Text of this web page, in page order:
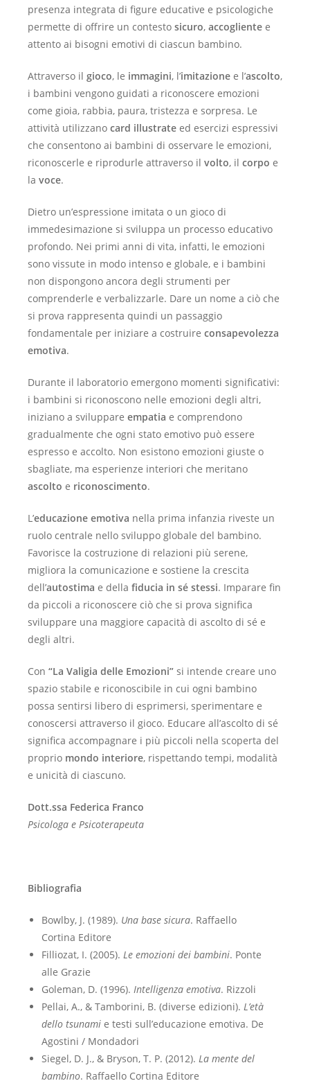
presenza integrata di figure educative e psicologiche
permette di offrire un contesto sicuro, accogliente e
attento ai bisogni emotivi di ciascun bambino.
Attraverso il gioco, le immagini, l’imitazione e l’ascolto,
i bambini vengono guidati a riconoscere emozioni
come gioia, rabbia, paura, tristezza e sorpresa. Le
attività utilizzano card illustrate ed esercizi espressivi
che consentono ai bambini di osservare le emozioni,
riconoscerle e riprodurle attraverso il volto, il corpo e
la voce.
Dietro un’espressione imitata o un gioco di
immedesimazione si sviluppa un processo educativo
profondo. Nei primi anni di vita, infatti, le emozioni
sono vissute in modo intenso e globale, e i bambini
non dispongono ancora degli strumenti per
comprenderle e verbalizzarle. Dare un nome a ciò che
si prova rappresenta quindi un passaggio
fondamentale per iniziare a costruire consapevolezza
emotiva.
Durante il laboratorio emergono momenti significativi:
i bambini si riconoscono nelle emozioni degli altri,
iniziano a sviluppare empatia e comprendono
gradualmente che ogni stato emotivo può essere
espresso e accolto. Non esistono emozioni giuste o
sbagliate, ma esperienze interiori che meritano
ascolto e riconoscimento.
L’educazione emotiva nella prima infanzia riveste un
ruolo centrale nello sviluppo globale del bambino.
Favorisce la costruzione di relazioni più serene,
migliora la comunicazione e sostiene la crescita
dell’autostima e della fiducia in sé stessi. Imparare fin
da piccoli a riconoscere ciò che si prova significa
sviluppare una maggiore capacità di ascolto di sé e
degli altri.
Con “La Valigia delle Emozioni” si intende creare uno
spazio stabile e riconoscibile in cui ogni bambino
possa sentirsi libero di esprimersi, sperimentare e
conoscersi attraverso il gioco. Educare all’ascolto di sé
significa accompagnare i più piccoli nella scoperta del
proprio mondo interiore, rispettando tempi, modalità
e unicità di ciascuno.
Dott.ssa Federica Franco
Psicologa e Psicoterapeuta
Bibliografia
Bowlby, J. (1989). Una base sicura. Raffaello
Cortina Editore
Filliozat, I. (2005). Le emozioni dei bambini. Ponte
alle Grazie
Goleman, D. (1996). Intelligenza emotiva. Rizzoli
Pellai, A., & Tamborini, B. (diverse edizioni). L’età
dello tsunami e testi sull’educazione emotiva. De
Agostini / Mondadori
Siegel, D. J., & Bryson, T. P. (2012). La mente del
bambino. Raffaello Cortina Editore